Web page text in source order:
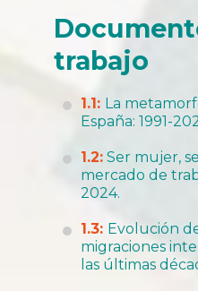
trabajo
1.1: La
España: 1991-
1.2: Ser mujer,
mercado de
2024.
1.3: Evolución
migraciones
las últimas